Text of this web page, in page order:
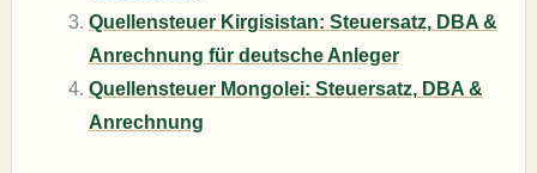
Quellensteuer Kirgisistan: Steuersatz, DBA &
Anrechnung für deutsche Anleger
Quellensteuer Mongolei: Steuersatz, DBA &
Anrechnung